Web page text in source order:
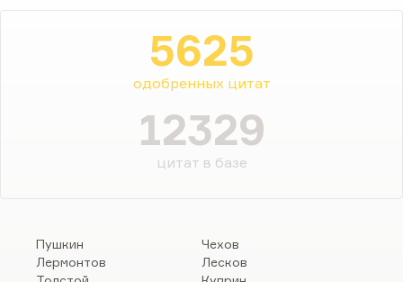
5625
одобренных цитат
12329
цитат в базе
Пушкин
Лермонтов
Чехов
Лесков